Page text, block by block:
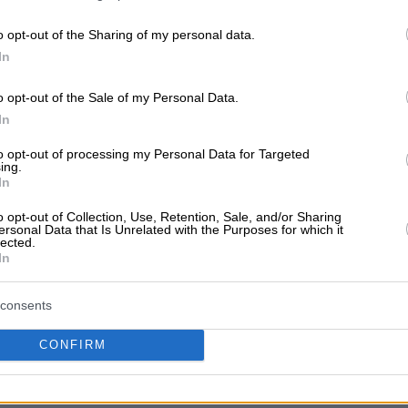
opt-out of the Sharing of my personal data.
opt-out of the Sale of my Personal Data.
opt-out of processing my Personal Data for Targeted
opt-out of Collection, Use, Retention, Sale, and/or Sharing
Data that Is Unrelated with the Purposes for which it
CONFIRM
ακόμα αξιολογήσεις
Γίνετε ο πρώτος που θα μοιραστεί την
επιλογή!